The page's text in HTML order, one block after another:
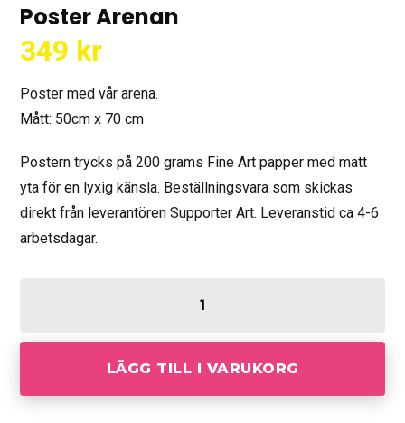
Poster Arenan
349 kr
Poster med vår arena.
Mått: 50cm x 70 cm
Postern trycks på 200 grams Fine Art papper med matt
yta för en lyxig känsla. Beställningsvara som skickas
direkt från leverantören Supporter Art. Leveranstid ca 4-6
arbetsdagar.
LÄGG TILL I VARUKORG